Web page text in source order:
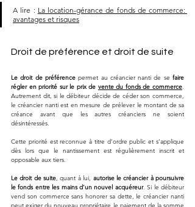
A lire : La location-gérance de fonds de commerce:
avantages et risques
Droit de préférence et droit de suite
Le droit de préférence permet au créancier nanti de se faire
régler en priorité sur le prix de vente du fonds de commerce.
Autrement dit, si le débiteur décide de céder son commerce,
le créancier nanti est en mesure de prélever le montant de sa
créance avant que les autres créanciers ne soient
désintéressés.
Cette priorité est reconnue à titre d’ordre public et s’applique
dès lors que le nantissement est régulièrement inscrit et
opposable aux tiers.
Le droit de suite, quant à lui, autorise le créancier à poursuivre
le fonds entre les mains d’un nouvel acquéreur. Si le débiteur
vend son commerce sans honorer sa dette, le créancier nanti